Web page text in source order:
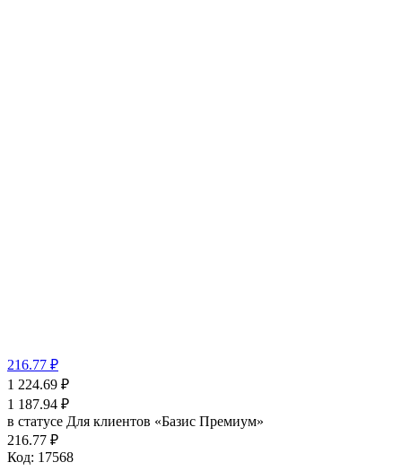
216.77 ₽
1 224.69 ₽
1 187.94 ₽
в статусе Для клиентов «Базис Премиум»
216.77 ₽
Код: 17568